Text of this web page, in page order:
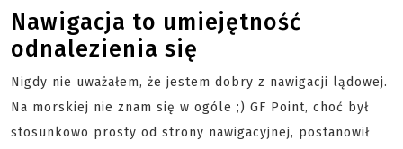
Nawigacja to umiejętność
odnalezienia się
Nigdy nie uważałem, że jestem dobry z nawigacji lądowej.
Na morskiej nie znam się w ogóle ;) GF Point, choć był
stosunkowo prosty od strony nawigacyjnej, postanowił